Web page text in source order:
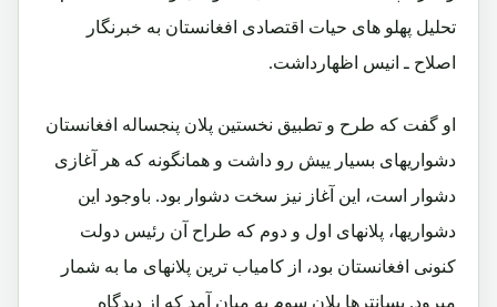
تحلیل پهلو های حیات اقتصادی افغانستان به خبرنگار
اصلاح ـ انیس اظهارداشت.
او گفت که طرح و تطبیق نخستین پلان پنجساله افغانستان
دشواریهای بسیار ییش رو داشت و همانگونه که هر آغازی
دشوار است، این آغاز نیز سخت دشوار بود. باوجود این
دشواریها، پلانهای اول و دوم که طراح آن رئیس دولت
کنونی افغانستان بود، از کامیاب ترین پلانهای ما به شمار
میرود. پسانترها پلان سوم به میان آمد که از دیدگاه